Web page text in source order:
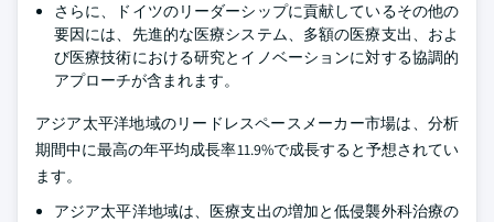
さらに、ドイツのリーダーシップに貢献しているその他の
要因には、先進的な医療システム、多額の医療支出、およ
び医療技術における研究とイノベーションに対する協調的
アプローチが含まれます。
アジア太平洋地域のリードレスペースメーカー市場は、分析
期間中に最高の年平均成長率11.9%で成長すると予想されてい
ます。
アジア太平洋地域は、医療支出の増加と低侵襲外科治療の